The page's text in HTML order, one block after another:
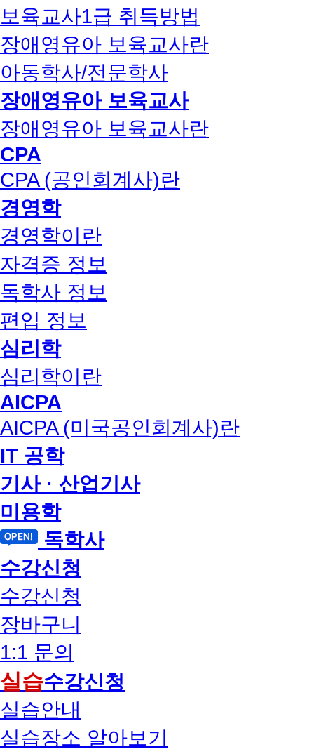
보육교사1급 취득방법
장애영유아 보육교사란
아동학사/전문학사
장애영유아 보육교사
장애영유아 보육교사란
CPA
CPA (공인회계사)란
경영학
경영학이란
자격증 정보
독학사 정보
편입 정보
심리학
심리학이란
AICPA
AICPA (미국공인회계사)란
IT 공학
기사 · 산업기사
미용학
독학사
수강신청
수강신청
장바구니
1:1 문의
실습수강신청
실습안내
실습장소 알아보기